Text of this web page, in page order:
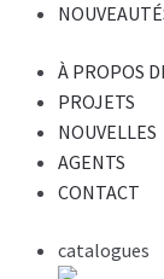
À PROPOS
PROJETS
NOUVELLES
AGENTS
CONTACT
catalogues